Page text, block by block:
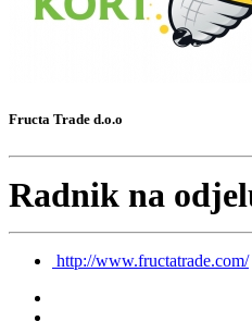
Fructa Trade d.o.o
Radnik na
http://www.fructatrade.com/